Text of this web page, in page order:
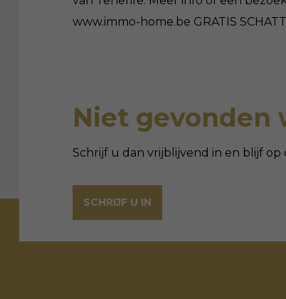
www.immo-home.be GRATIS
Niet gevonden
Schrijf u dan vrijblijvend in en blijf
SCHRIJF U IN